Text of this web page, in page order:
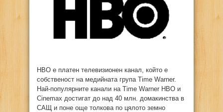
HBO е платен телевизионен канал, който е
собственост на медийната група Time Warner.
Най-популярните канали на Time Warner HBO и
Cinemax достигат до над 40 млн. домакинства в
САЩ и поне още толкова по цялото земно